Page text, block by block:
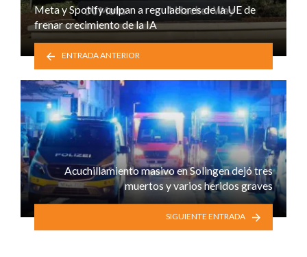
Meta y Spotify culpan a reguladores de la UE de
frenar crecimiento de la IA
ENTRADA ANTERIOR
Acuchillamiento masivo en Solingen dejó tres
muertos y varios heridos graves
SIGUIENTE ENTRADA